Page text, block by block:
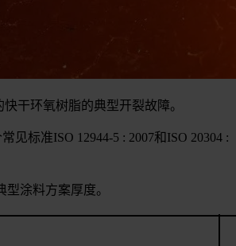
快干环氧树脂的典型开裂故障。
见标准ISO 12944-5 : 2007和ISO 20304 :
型涂料方案厚度。